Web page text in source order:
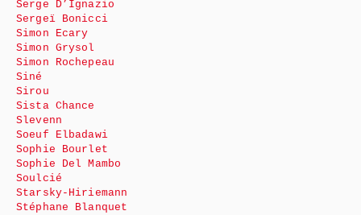
Serge D’Ignazio
Sergeï Bonicci
Simon Ecary
Simon Grysol
Simon Rochepeau
Siné
Sirou
Sista Chance
Slevenn
Soeuf Elbadawi
Sophie Bourlet
Sophie Del Mambo
Soulcié
Starsky-Hiriemann
Stéphane Blanquet